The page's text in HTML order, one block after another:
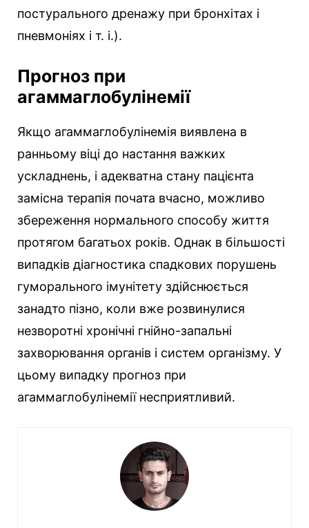
постурального дренажу при бронхітах і
пневмоніях і т. і.).
Прогноз при
агаммаглобулінемії
Якщо агаммаглобулінемія виявлена ​​в
ранньому віці до настання важких
ускладнень, і адекватна стану пацієнта
замісна терапія почата вчасно, можливо
збереження нормального способу життя
протягом багатьох років. Однак в більшості
випадків діагностика спадкових порушень
гуморального імунітету здійснюється
занадто пізно, коли вже розвинулися
незворотні хронічні гнійно-запальні
захворювання органів і систем організму. У
цьому випадку прогноз при
агаммаглобулінемії несприятливий.